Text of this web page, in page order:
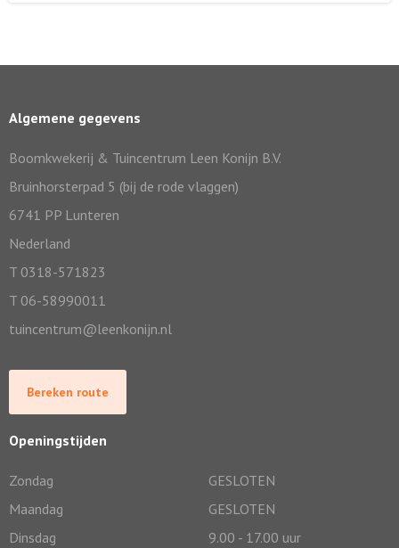
Algemene gegevens
Boomkwekerij & Tuincentrum Leen Konijn B.V.
Bruinhorsterpad 5 (bij de rode vlaggen)
6741 PP Lunteren
Nederland
T 0318-571823
T 06-58990011
tuincentrum@leenkonijn.nl
Bereken route
Openingstijden
Zondag
GESLOTEN
Maandag
GESLOTEN
Dinsdag
9.00 - 17.00 uur